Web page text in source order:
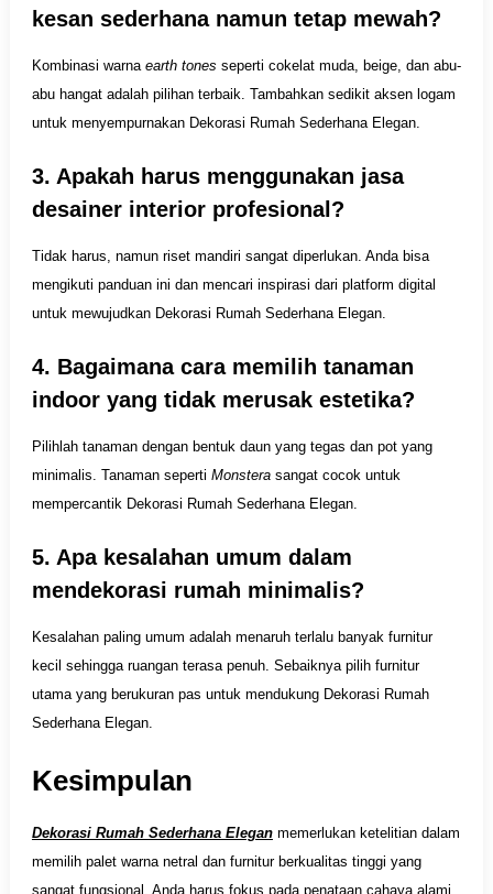
kesan sederhana namun tetap mewah?
Kombinasi warna earth tones seperti cokelat muda, beige, dan abu-
abu hangat adalah pilihan terbaik. Tambahkan sedikit aksen logam
untuk menyempurnakan Dekorasi Rumah Sederhana Elegan.
3. Apakah harus menggunakan jasa
desainer interior profesional?
Tidak harus, namun riset mandiri sangat diperlukan. Anda bisa
mengikuti panduan ini dan mencari inspirasi dari platform digital
untuk mewujudkan Dekorasi Rumah Sederhana Elegan.
4. Bagaimana cara memilih tanaman
indoor yang tidak merusak estetika?
Pilihlah tanaman dengan bentuk daun yang tegas dan pot yang
minimalis. Tanaman seperti Monsterasangat cocok untuk
mempercantik Dekorasi Rumah Sederhana Elegan.
5. Apa kesalahan umum dalam
mendekorasi rumah minimalis?
Kesalahan paling umum adalah menaruh terlalu banyak furnitur
kecil sehingga ruangan terasa penuh. Sebaiknya pilih furnitur
utama yang berukuran pas untuk mendukung Dekorasi Rumah
Sederhana Elegan.
Kesimpulan
Dekorasi Rumah Sederhana Eleganmemerlukan ketelitian dalam
memilih palet warna netral dan furnitur berkualitas tinggi yang
sangat fungsional. Anda harus fokus pada penataan cahaya alami